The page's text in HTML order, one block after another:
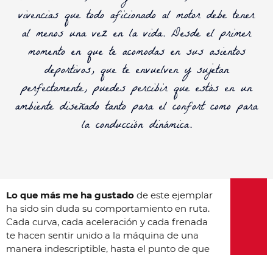
vivencias que todo aficionado al motor debe tener
al menos una vez en la vida. Desde el primer
momento en que te acomodas en sus asientos
deportivos, que te envuelven y sujetan
perfectamente, puedes percibir que estás en un
ambiente diseñado tanto para el confort como para
la conducción dinámica.
Lo que más me ha gustado de este ejemplar
ha sido sin duda su comportamiento en ruta.
Cada curva, cada aceleración y cada frenada
te hacen sentir unido a la máquina de una
manera indescriptible, hasta el punto de que